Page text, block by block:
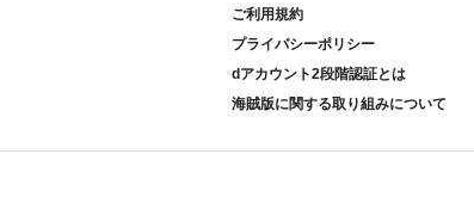
ご利用規約
プライバシーポリシー
dアカウント2段階認証とは
海賊版に関する取り組みについて